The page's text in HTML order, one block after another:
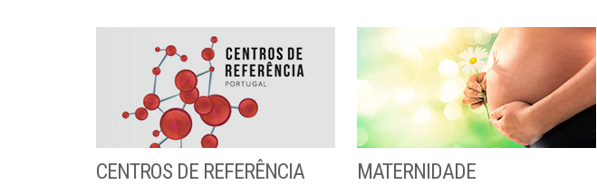
CENTROS DE REFERÊNCIA MATERNIDADE